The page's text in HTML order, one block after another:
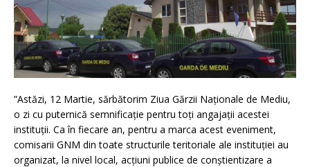
”Astăzi, 12 Martie, sărbătorim Ziua Gărzii Naţionale de Mediu,
o zi cu puternică semnificație pentru toți angajații acestei
instituții. Ca în fiecare an, pentru a marca acest eveniment,
comisarii GNM din toate structurile teritoriale ale instituției au
organizat, la nivel local, acțiuni publice de conștientizare a